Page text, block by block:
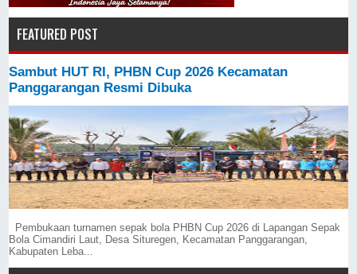
FEATURED POST
Sambut HUT RI, PHBN Cup 2026 Kecamatan
Panggarangan Resmi Dibuka
Pembukaan turnamen sepak bola PHBN Cup 2026 di Lapangan Sepak
Bola Cimandiri Laut, Desa Situregen, Kecamatan Panggarangan,
Kabupaten Leba...